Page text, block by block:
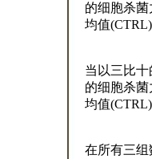
的细胞杀
均值
当以三比
的细胞杀
均值
在所有三